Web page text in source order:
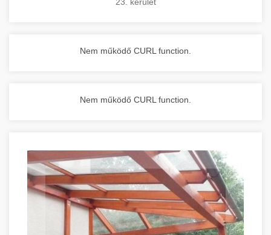
Nem működő CURL function.
Nem működő CURL function.